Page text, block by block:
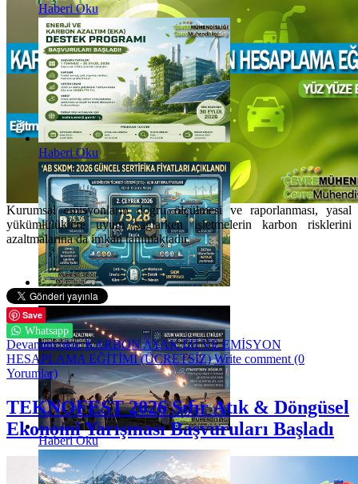
Haberi Oku
Haberi Oku
Haberi Oku
Haberi Oku
Kurumsal emisyonların doğru ölçülmesi ve raporlanması, yasal
yükümlülüklere uyum sağlarken işletmelerin karbon risklerini
azaltmalarına da imkan tanımaktadır.
Save
Whatsapp
Devamını oku: KARBON AYAK İZİ VE EMİSYON
HESAPLAMA EĞİTİMİ (ÜCRETSİZ) Write comment (0
Yorumlar)
TEKNOFEST 2026 Sıfır Atık & Döngüsel
Ekonomi Yarışması Başvuruları Başladı